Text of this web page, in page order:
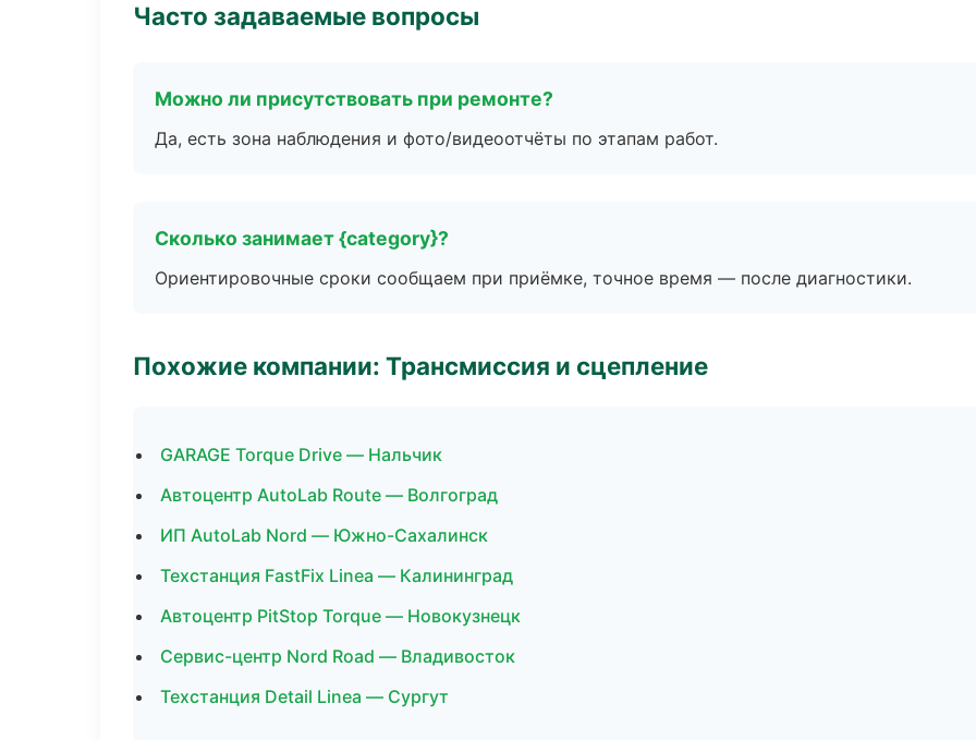
Часто задаваемые вопросы
Можно ли присутствовать при ремонте?
Да, есть зона наблюдения и фото/видеоотчёты по этапам работ.
Сколько занимает {category}?
Ориентировочные сроки сообщаем при приёмке, точное время — после диагностики.
Похожие компании: Трансмиссия и сцепление
GARAGE Torque Drive — Нальчик
Автоцентр AutoLab Route — Волгоград
ИП AutoLab Nord — Южно-Сахалинск
Техстанция FastFix Linea — Калининград
Автоцентр PitStop Torque — Новокузнецк
Сервис-центр Nord Road — Владивосток
Техстанция Detail Linea — Сургут